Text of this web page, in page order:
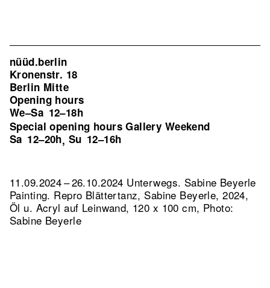
nüüd.berlin
Kronenstr. 18
Berlin Mitte
Opening hours
We–Sa 12–18h
Special opening hours Gallery Weekend
Sa 12–20h, Su 12–16h
11.09.2024 – 26.10.2024 Unterwegs. Sabine Beyerle
Painting. Repro Blättertanz, Sabine Beyerle, 2024,
Öl u. Acryl auf Leinwand, 120 x 100 cm, Photo:
Sabine Beyerle